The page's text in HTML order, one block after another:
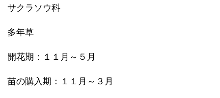
サクラソウ科
多年草
開花期：１１月～５月
苗の購入期：１１月～３月